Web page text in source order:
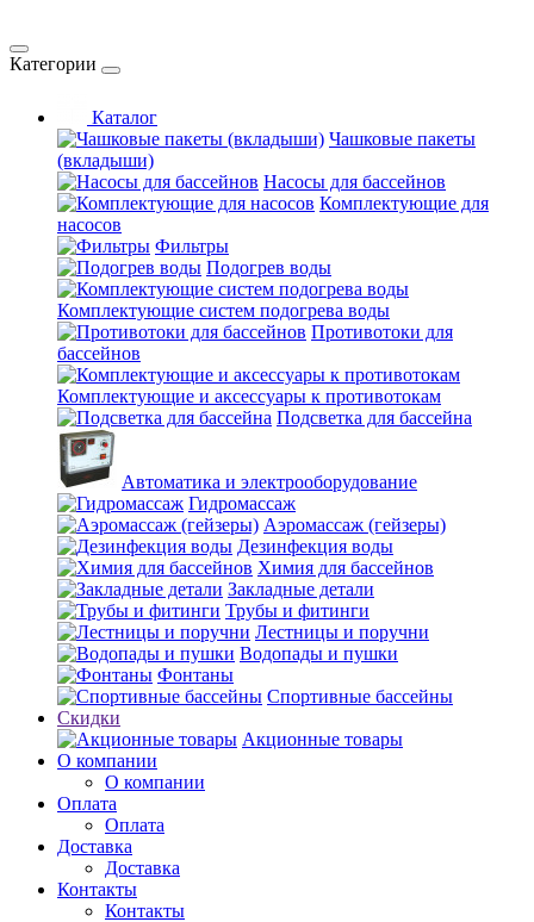
Категории
Каталог
Чашковые пакеты
(вкладыши)
Насосы для бассейнов
Комплектующие для
насосов
Фильтры
Подогрев воды
Комплектующие систем подогрева воды
Противотоки для
бассейнов
Комплектующие и аксессуары к противотокам
Подсветка для бассейна
Автоматика и электрооборудование
Гидромассаж
Аэромассаж (гейзеры)
Дезинфекция воды
Химия для бассейнов
Закладные детали
Трубы и фитинги
Лестницы и поручни
Водопады и пушки
Фонтаны
Спортивные бассейны
Скидки
Акционные товары
О компании
О компании
Оплата
Оплата
Доставка
Доставка
Контакты
Контакты